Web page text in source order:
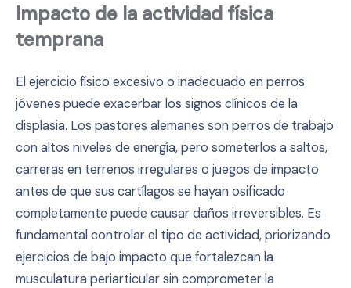
Impacto de la actividad física
temprana
El ejercicio físico excesivo o inadecuado en perros
jóvenes puede exacerbar los signos clínicos de la
displasia. Los pastores alemanes son perros de trabajo
con altos niveles de energía, pero someterlos a saltos,
carreras en terrenos irregulares o juegos de impacto
antes de que sus cartílagos se hayan osificado
completamente puede causar daños irreversibles. Es
fundamental controlar el tipo de actividad, priorizando
ejercicios de bajo impacto que fortalezcan la
musculatura periarticular sin comprometer la